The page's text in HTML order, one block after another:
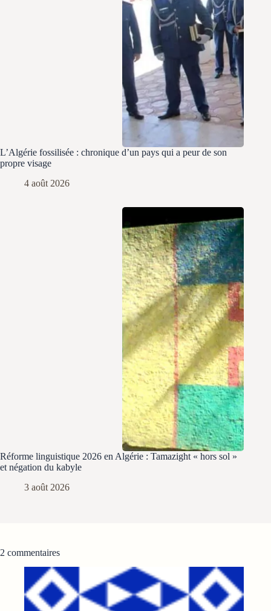
L’Algérie fossilisée : chronique d’un pays qui a peur de son
propre visage
4 août 2026
Réforme linguistique 2026 en Algérie : Tamazight « hors sol »
et négation du kabyle
3 août 2026
2 commentaires